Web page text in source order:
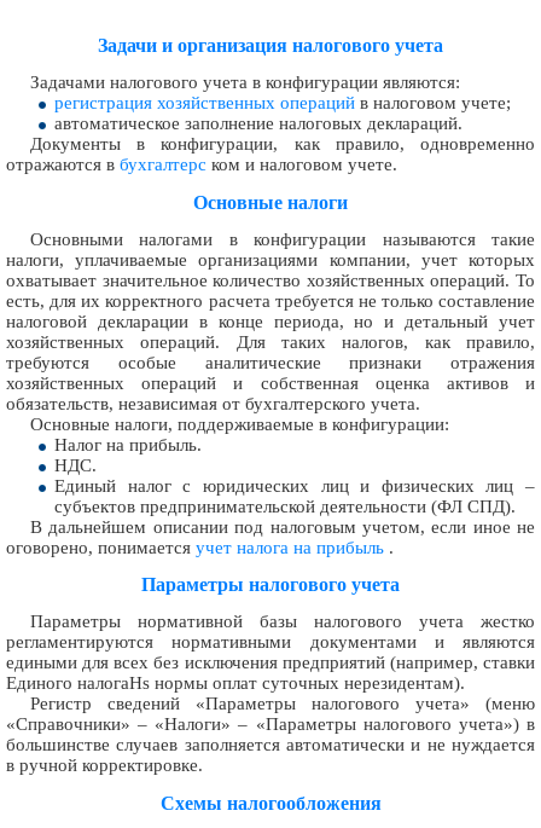
Задачи и организация налогового учета
Задачами налогового учета в конфигурации являются:
регистрация хозяйственных операций в налоговом учете;
автоматическое заполнение налоговых деклараций.
Документы в конфигурации, как правило, одновременно
отражаются в бухгалтерс ком и налоговом учете.
Основные налоги
Основными налогами в конфигурации называются такие
налоги, уплачиваемые организациями компании, учет которых
охватывает значительное количество хозяйственных операций. То
есть, для их корректного расчета требуется не только составление
налоговой декларации в конце периода, но и детальный учет
хозяйственных операций. Для таких налогов, как правило,
требуются особые аналитические признаки отражения
хозяйственных операций и собственная оценка активов и
обязательств, независимая от бухгалтерского учета.
Основные налоги, поддерживаемые в конфигурации:
Налог на прибыль.
НДС.
Единый налог с юридических лиц и физических лиц –
субъектов предпринимательской деятельности (ФЛ СПД).
В дальнейшем описании под налоговым учетом, если иное не
оговорено, понимается учет налога на прибыль .
Параметры налогового учета
Параметры нормативной базы налогового учета жестко
регламентируются нормативными документами и являются
едиными для всех без исключения предприятий (например, ставки
Единого налогаНѕ нормы оплат суточных нерезидентам).
Регистр сведений «Параметры налогового учета» (меню
«Справочники» – «Налоги» – «Параметры налогового учета») в
большинстве случаев заполняется автоматически и не нуждается
в ручной корректировке.
Схемы налогообложения